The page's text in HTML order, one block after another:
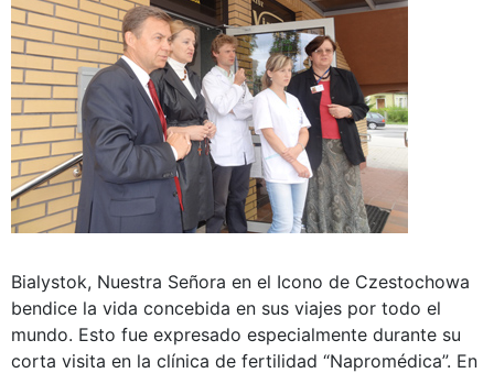
Bialystok, Nuestra Señora en el Icono de Czestochowa
bendice la vida concebida en sus viajes por todo el
mundo. Esto fue expresado especialmente durante su
corta visita en la clínica de fertilidad “Napromédica”. En